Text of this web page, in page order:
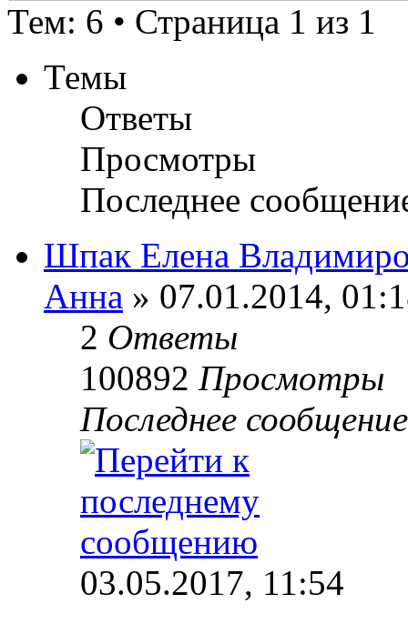
Тем: 6 • Страница 1 из 1
Темы
Ответы
Просмотры
Последнее
Шпак Елена
Анна » 07.01.2014,
2 Ответы
100892 Просмотры
Последнее
03.05.2017, 11:54